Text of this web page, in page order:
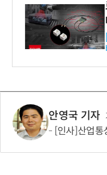
안영국 기자
[인사]산업통